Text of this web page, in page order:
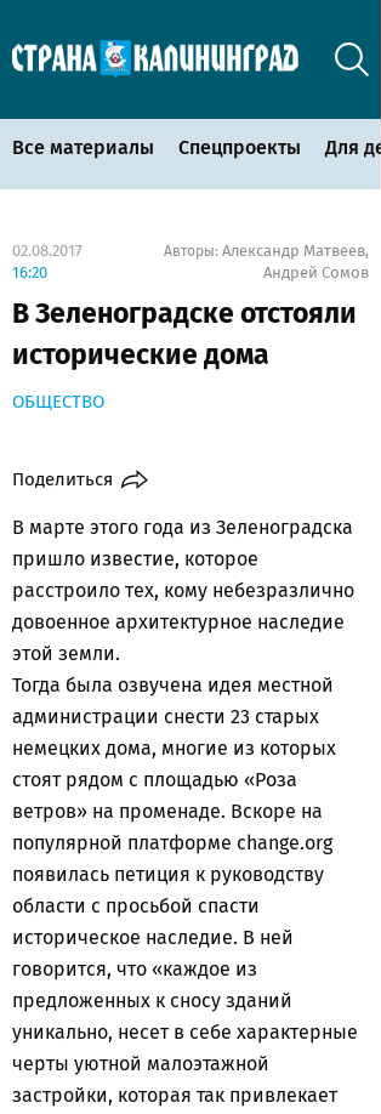
Все материалы Спецпроекты Для
02.08.2017
16:20
Авторы: Александр Матвеев,
Андрей Сомов
В Зеленоградске отстояли
исторические дома
ОБЩЕСТВО
Поделиться
В марте этого года из Зеленоградска
пришло известие, которое
расстроило тех, кому небезразлично
довоенное архитектурное наследие
этой земли.
Тогда была озвучена идея местной
администрации снести 23 старых
немецких дома, многие из которых
стоят рядом с площадью «Роза
ветров» на променаде. Вскоре на
популярной платформе change.org
появилась петиция к руководству
области с просьбой спасти
историческое наследие. В ней
говорится, что «каждое из
предложенных к сносу зданий
уникально, несет в себе характерные
черты уютной малоэтажной
застройки, которая так привлекает